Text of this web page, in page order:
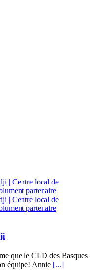
que le CLD des Basques
équipe! Annie [...]